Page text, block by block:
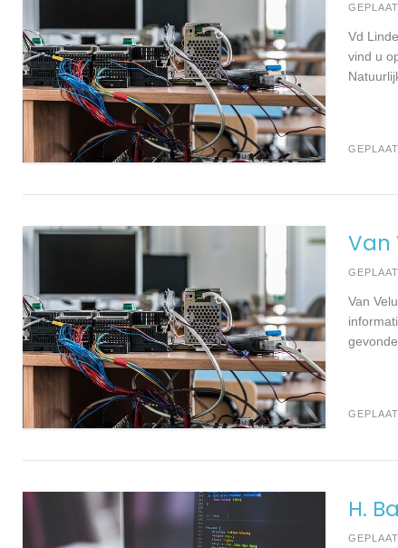
Vd
vind u
Van
Van
H.